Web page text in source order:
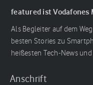
featured ist
Als Begleiter auf dem
besten Stories zu
heißesten Tech-News
Anschrift